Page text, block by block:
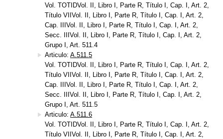
Vol. TOTIDVol. II, Libro I, Parte R, Título I, Cap. I, Art. 2,
Título VIIVol. II, Libro I, Parte R, Título I, Cap. I, Art. 2,
Cap. IIIVol. II, Libro I, Parte R, Título I, Cap. I, Art. 2,
Secc. IIIVol. II, Libro I, Parte R, Título I, Cap. I, Art. 2,
Grupo I, Art. 511.4
Articulo: A.511.5
Vol. TOTIDVol. II, Libro I, Parte R, Título I, Cap. I, Art. 2,
Título VIIVol. II, Libro I, Parte R, Título I, Cap. I, Art. 2,
Cap. IIIVol. II, Libro I, Parte R, Título I, Cap. I, Art. 2,
Secc. IIIVol. II, Libro I, Parte R, Título I, Cap. I, Art. 2,
Grupo I, Art. 511.5
Articulo: A.511.6
Vol. TOTIDVol. II, Libro I, Parte R, Título I, Cap. I, Art. 2,
Título VIIVol. II, Libro I, Parte R, Título I, Cap. I, Art. 2,